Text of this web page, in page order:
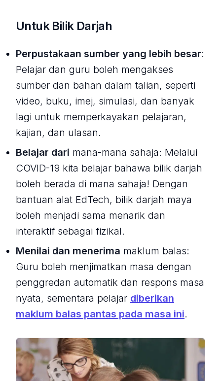
Untuk Bilik Darjah
Perpustakaan sumber yang lebih besar:
Pelajar dan guru boleh mengakses
sumber dan bahan dalam talian, seperti
video, buku, imej, simulasi, dan banyak
lagi untuk memperkayakan pelajaran,
kajian, dan ulasan.
Belajar dari mana-mana sahaja: Melalui
COVID-19 kita belajar bahawa bilik darjah
boleh berada di mana sahaja! Dengan
bantuan alat EdTech, bilik darjah maya
boleh menjadi sama menarik dan
interaktif sebagai fizikal.
Menilai dan menerima maklum balas:
Guru boleh menjimatkan masa dengan
penggredan automatik dan respons masa
nyata, sementara pelajar diberikan
maklum balas pantas pada masa ini.